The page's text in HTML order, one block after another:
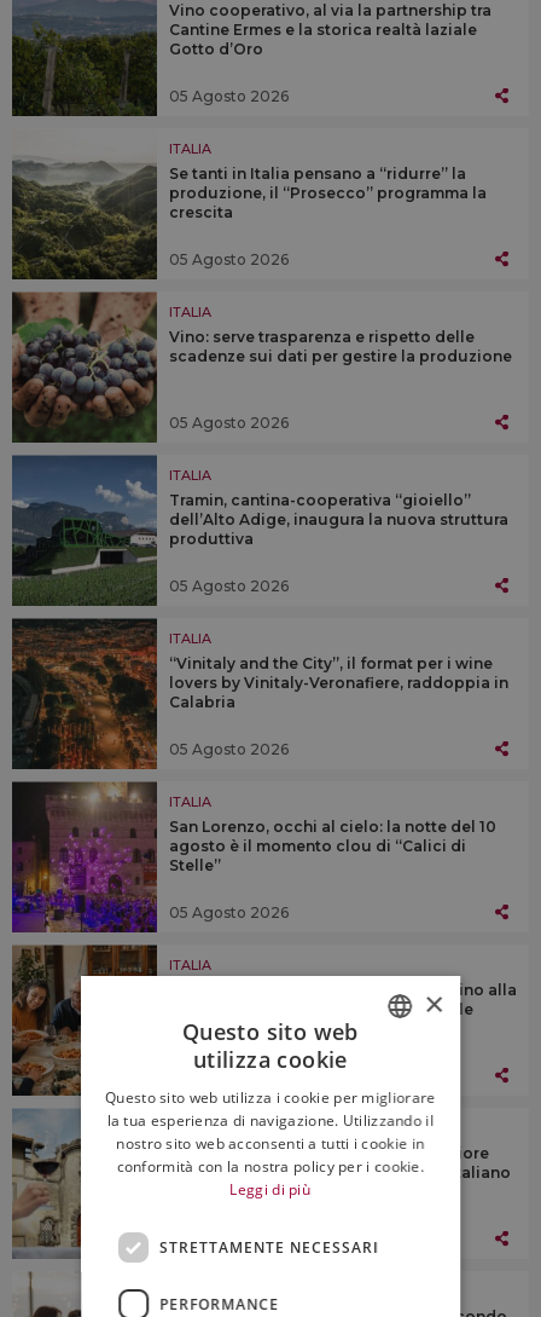
Vino cooperativo, al via la partnership tra
Cantine Ermes e la storica realtà laziale
Gotto d’Oro
05 Agosto 2026
ITALIA
Se tanti in Italia pensano a “ridurre” la
produzione, il “Prosecco” programma la
crescita
05 Agosto 2026
ITALIA
Vino: serve trasparenza e rispetto delle
scadenze sui dati per gestire la produzione
05 Agosto 2026
ITALIA
Tramin, cantina-cooperativa “gioiello”
dell’Alto Adige, inaugura la nuova struttura
produttiva
05 Agosto 2026
ITALIA
“Vinitaly and the City”, il format per i wine
lovers by Vinitaly-Veronafiere, raddoppia in
Calabria
05 Agosto 2026
ITALIA
San Lorenzo, occhi al cielo: la notte del 10
agosto è il momento clou di “Calici di
Stelle”
05 Agosto 2026
ITALIA
La demonizzazione del piacere: dal vino alla
pasta, se la tavola diventa un tribunale
ITALIA
Le Donne della Vite premiano la migliore
fotografia di un paesaggio del vino italiano
03 Agosto 2026
ENGLISH
×
Questo sito web
utilizza cookie
Questo sito web utilizza i cookie per migliorare
la tua esperienza di navigazione. Utilizzando il
nostro sito web acconsenti a tutti i cookie in
conformità con la nostra policy per i cookie.
Leggi di più
STRETTAMENTE NECESSARI
PERFORMANCE